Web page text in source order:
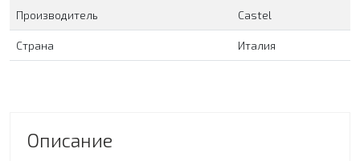
Производитель Сastel
Страна Италия
Описание